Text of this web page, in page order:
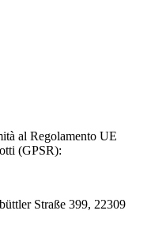
al Regolamento UE
(GPSR):
Straße 399, 22309